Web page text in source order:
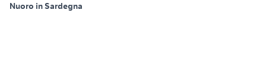
Nuoro in Sardegna